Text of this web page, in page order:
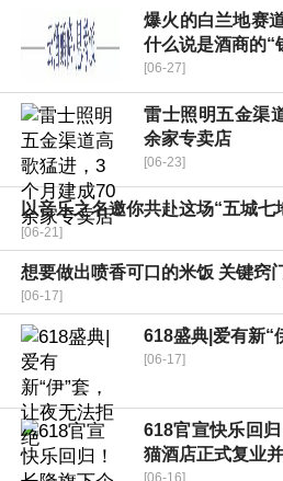
爆火的白兰地赛
什么说是酒商的“
[06-27]
雷士照明五金渠
余家专卖店
[06-23]
以音乐之名邀你共赴这场“五城七
[06-21]
想要做出喷香可口的米饭 关键窍
[06-17]
618盛典|爱有新“
[06-17]
618官宣快乐回
猫酒店正式复业